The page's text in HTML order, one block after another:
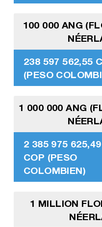
100 000 ANG
238 597 562,55
(PESO
1 000 000 ANG
2 385 975 625,49
COP (PESO
COLOMBIEN)
1 MILLION